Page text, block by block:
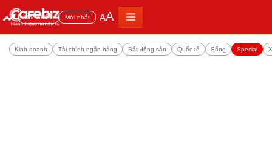
Đọc nhiều Mới nhất AA
Kinh doanh Tài chính ngân hàng Bất động sản Quốc tế Sống Special